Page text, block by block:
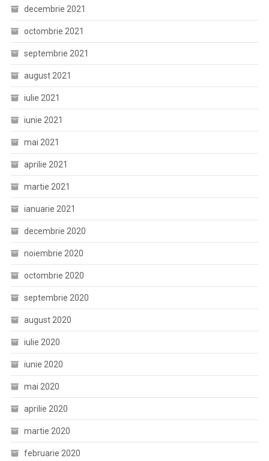
decembrie 2021
octombrie 2021
septembrie 2021
august 2021
iulie 2021
iunie 2021
mai 2021
aprilie 2021
martie 2021
ianuarie 2021
decembrie 2020
noiembrie 2020
octombrie 2020
septembrie 2020
august 2020
iulie 2020
iunie 2020
mai 2020
aprilie 2020
martie 2020
februarie 2020